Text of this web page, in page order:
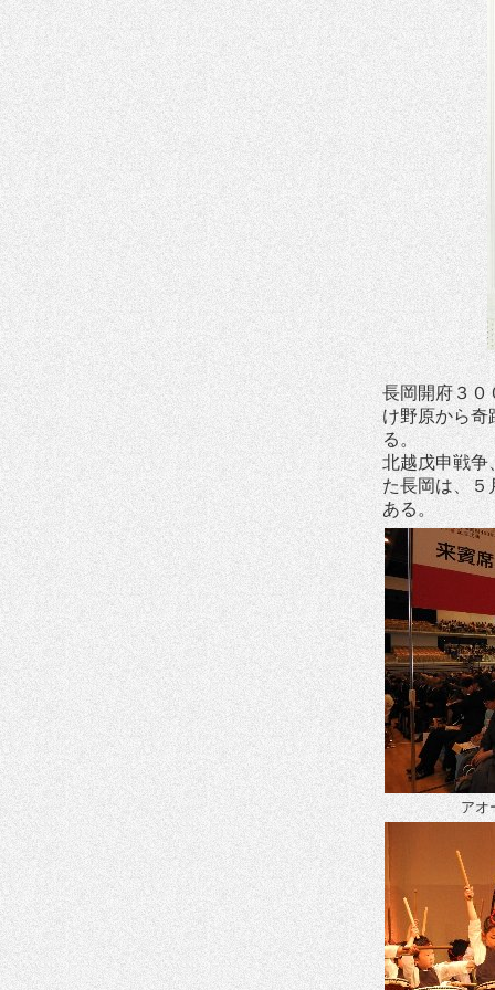
長岡開府３０
け野原から奇
る。
北越戊申戦争
た長岡は、５
ある。
アオ